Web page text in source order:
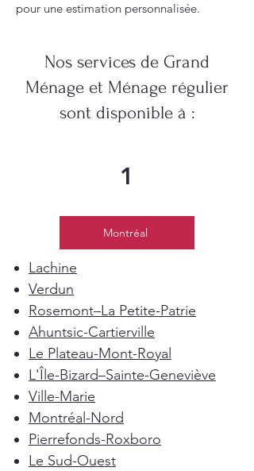
pour une estimation personnalisée.
Nos services de Grand
Ménage et Ménage régulier
sont disponible à :
1
Montréal
Lachine
Verdun
Rosemont–La Petite-Patrie
Ahuntsic-Cartierville
Le Plateau-Mont-Royal
L'Île-Bizard–Sainte-Geneviève
Ville-Marie
Montréal-Nord
Pierrefonds-Roxboro
Le Sud-Ouest